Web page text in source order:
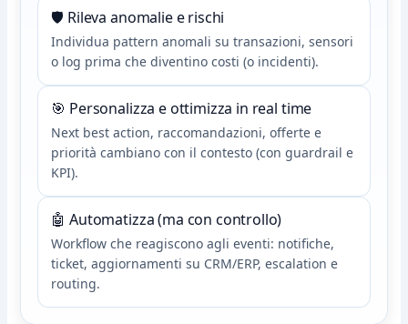
🛡️ Rileva anomalie e rischi
Individua pattern anomali su transazioni, sensori
o log prima che diventino costi (o incidenti).
🎯 Personalizza e ottimizza in real time
Next best action, raccomandazioni, offerte e
priorità cambiano con il contesto (con guardrail e
KPI).
🤖 Automatizza (ma con controllo)
Workflow che reagiscono agli eventi: notifiche,
ticket, aggiornamenti su CRM/ERP, escalation e
routing.